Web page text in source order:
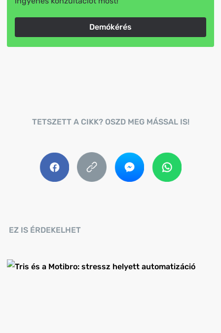
Demókérés
TETSZETT A CIKK? OSZD MEG MÁSSAL IS!
EZ IS ÉRDEKELHET